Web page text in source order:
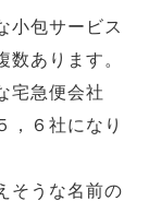
小包サービス
数あります。
宅急便会社
，６社になり
そうな名前の